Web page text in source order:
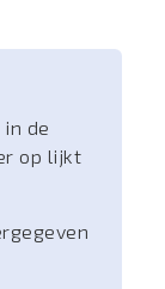
de
op lijkt